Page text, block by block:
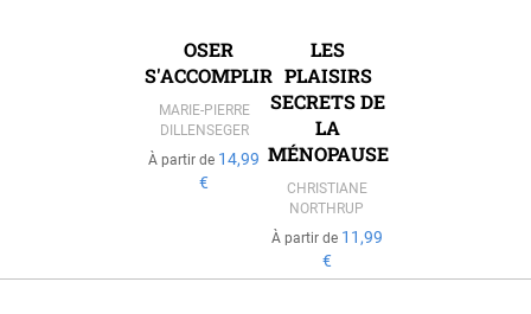
OSER
S'ACCOMPLIR
MARIE-PIERRE
DILLENSEGER
À partir de 14,99
€
LES
PLAISIRS
SECRETS DE
LA
MÉNOPAUSE
CHRISTIANE
NORTHRUP
À partir de 11,99
€